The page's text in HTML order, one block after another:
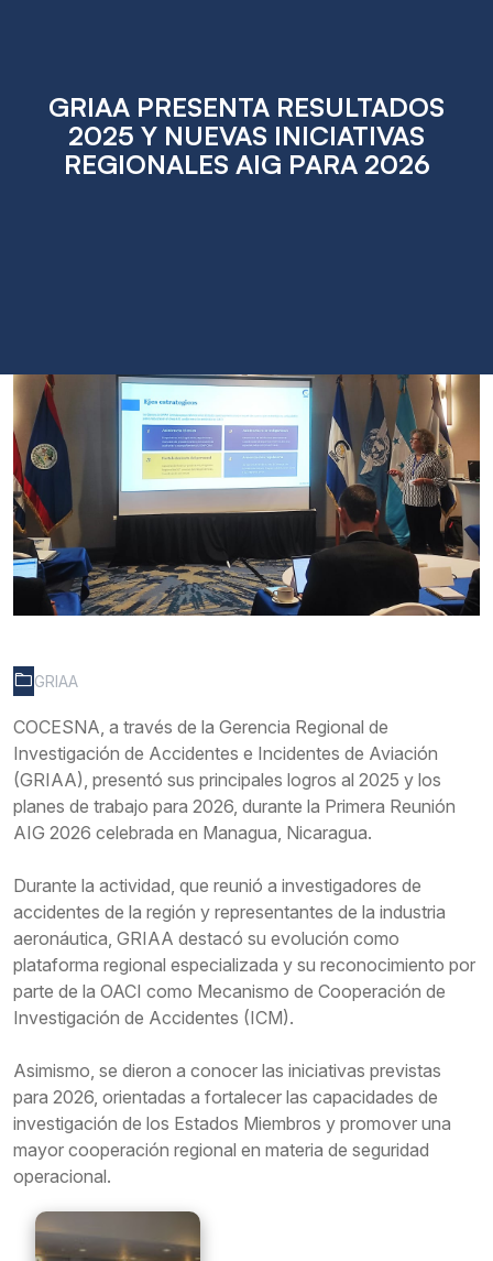
GRIAA PRESENTA RESULTADOS
2025 Y NUEVAS INICIATIVAS
REGIONALES AIG PARA 2026
GRIAA
COCESNA, a través de la Gerencia Regional de
Investigación de Accidentes e Incidentes de Aviación
(GRIAA), presentó sus principales logros al 2025 y los
planes de trabajo para 2026, durante la Primera Reunión
AIG 2026 celebrada en Managua, Nicaragua.
Durante la actividad, que reunió a investigadores de
accidentes de la región y representantes de la industria
aeronáutica, GRIAA destacó su evolución como
plataforma regional especializada y su reconocimiento por
parte de la OACI como Mecanismo de Cooperación de
Investigación de Accidentes (ICM).
Asimismo, se dieron a conocer las iniciativas previstas
para 2026, orientadas a fortalecer las capacidades de
investigación de los Estados Miembros y promover una
mayor cooperación regional en materia de seguridad
operacional.